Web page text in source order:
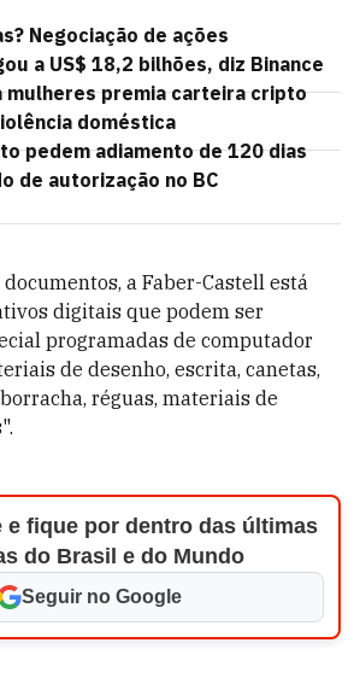
Negociação de ações
a US$ 18,2 bilhões, diz Binance
mulheres premia carteira cripto
doméstica
pedem adiamento de 120 dias
de autorização no BC
documentos, a Faber-Castell está
digitais que podem ser
programadas de computador
de desenho, escrita, canetas,
réguas, materiais de
e fique por dentro das últimas
do Brasil e do Mundo
Seguir no Google